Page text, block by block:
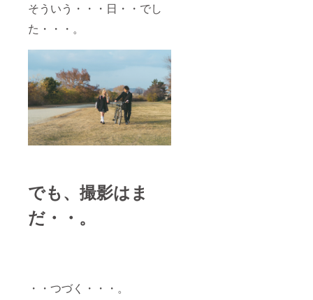
そういう・・・日・・でし
た・・・。
でも、撮影はま
だ・・。
・・つづく・・・。